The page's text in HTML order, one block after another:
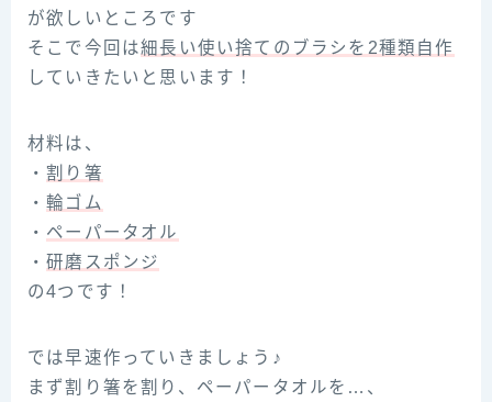
が欲しいところです
そこで今回は細長い使い捨てのブラシを2種類自作
していきたいと思います！
材料は、
・割り箸
・輪ゴム
・ ペーパータオル
・研磨スポンジ
の4つです！
では早速作っていきましょう♪
まず割り箸を割り、ペーパータオルを…、